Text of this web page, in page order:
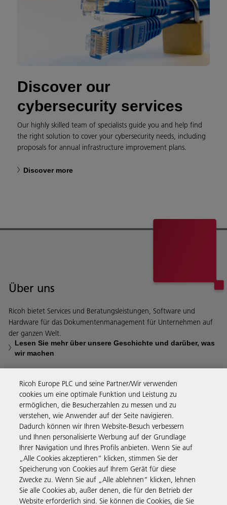
Discover our
cybersecurity services
Our highly skilled team of specialists guide you and help find
the right solution to cover your cybersecurity needs, including
proposals for annual infrastructure improvement plans.
Discover more
Über uns
Ricoh bietet Services und Beratungsleistungen, Software und
Hardware für das Dokumentenmanagement für Unternehmen auf
der ganzen Welt.
Lesen Sie mehr über unsere Geschichte und darüber, was
wir machen
Business Solutions
Produkte & Services
Support & Kontakt
Ricoh Europe PLC und seine Partner/Wir verwenden
cookies um eine optimale Funktion und Leistung zu
ermöglichen, die Besucherzahlen zu messen und zu
verstehen, wie Anwender auf der Seite navigieren.
Dadurch können wir Ihren Website-Besuch verbessern
und Ihnen personalisierte Werbung auf der Grundlage
Ihrer Navigation und Ihres Profils anbieten. Wenn Sie auf
„Alle Cookies akzeptieren“ klicken, stimmen Sie der
Speicherung von Cookies auf Ihrem Gerät für diese
Zwecke zu. Wenn Sie auf „Alle ablehnen“ klicken, lehnen
Sie alle Cookies ab, außer denen, die für den Betrieb der
Website erforderlich sind. Sie können die Cookies, die Sie